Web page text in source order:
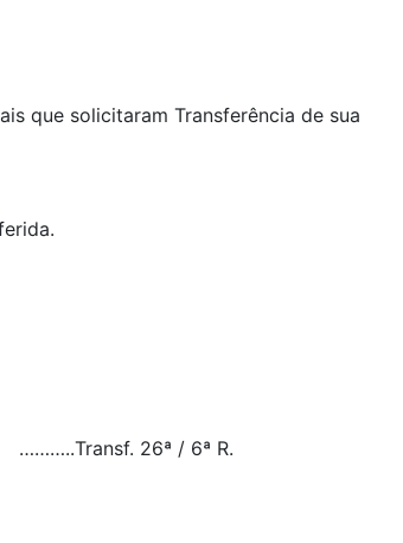
que solicitaram Transferência de sua
………..Transf. 26ª / 6ª R.